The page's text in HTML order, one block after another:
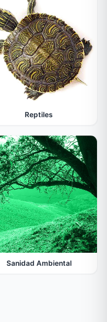
Reptiles
Sanidad Ambiental